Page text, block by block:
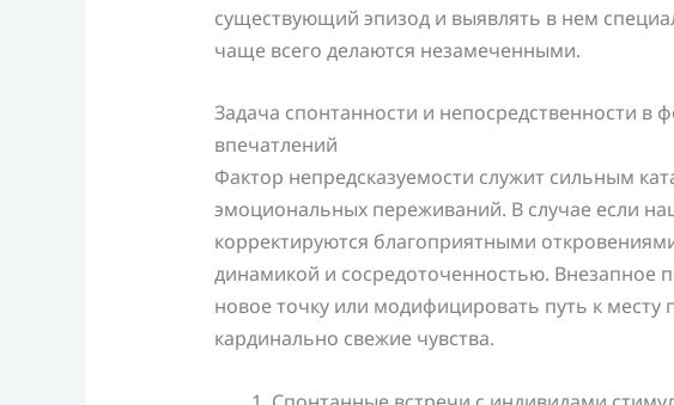
существующий эпизод и выявлять в нем
чаще всего делаются незамеченными.
Задача спонтанности и непосредственности
впечатлений
Фактор непредсказуемости служит сильным
эмоциональных переживаний. В случае если
корректируются благоприятными
динамикой и сосредоточенностью. Внезапное
новое точку или модифицировать путь к
кардинально свежие чувства.